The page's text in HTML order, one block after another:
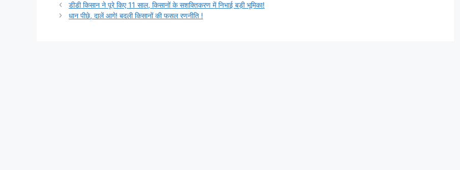
डीडी किसान ने पूरे किए 11 साल, किसानों के सशक्तिकरण में निभाई बड़ी भूमिका!
धान पीछे, दालें आगे! बदली किसानों की फसल रणनीति !